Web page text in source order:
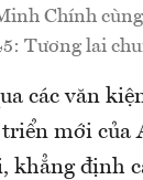
Chính
Tương lai
các văn
mới
khẳng định